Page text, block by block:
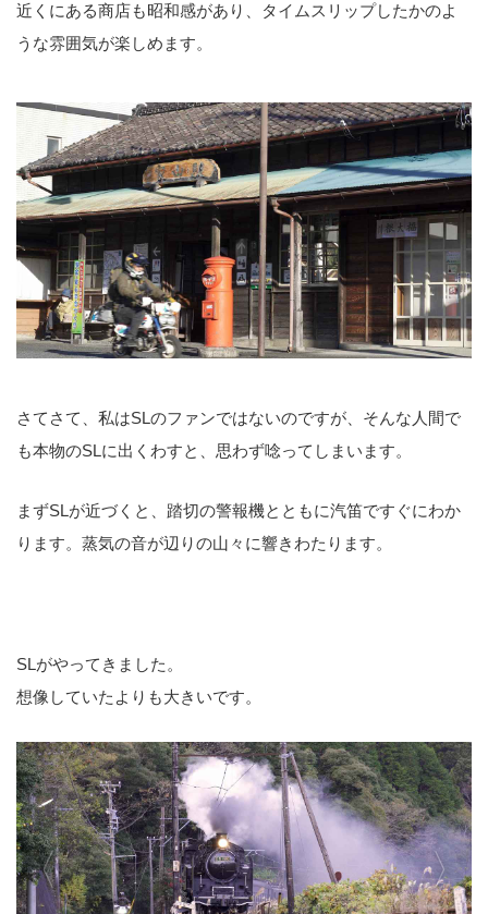
近くにある商店も昭和感があり、タイムスリップしたかのよ
うな雰囲気が楽しめます。
さてさて、私はSLのファンではないのですが、そんな人間で
も本物のSLに出くわすと、思わず唸ってしまいます。
まずSLが近づくと、踏切の警報機とともに汽笛ですぐにわか
ります。蒸気の音が辺りの山々に響きわたります。
SLがやってきました。
想像していたよりも大きいです。